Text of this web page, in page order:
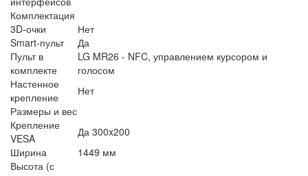
Комплектация
3D-очки
Нет
Smart-пульт
Да
Пульт в
комплекте
LG MR26 - NFC, управлением курсором и
голосом
Настенное
крепление
Нет
Размеры и вес
Крепление
VESA
Да 300x200
Ширина
1449 мм
Высота (с